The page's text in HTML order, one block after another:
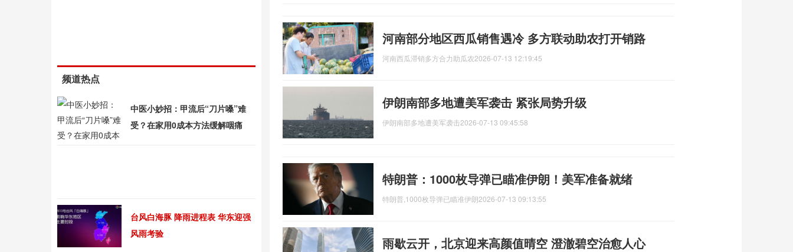
河南部分地区西瓜销售遇冷 多方联动助农打开销路
河南西瓜滞销多方合力助瓜农2026-07-13 12:19:45
伊朗南部多地遭美军袭击 紧张局势升级
伊朗南部多地遭美军袭击2026-07-13 09:45:58
特朗普：1000枚导弹已瞄准伊朗！美军准备就绪
特朗普,1000枚导弹已瞄准伊朗2026-07-13 09:13:55
雨歇云开，北京迎来高颜值晴空 澄澈碧空治愈人心
频道热点
中医小妙招：甲流后“刀片嗓”难
受？在家用0成本方法缓解咽痛
台风白海豚 降雨进程表 华东迎强
风雨考验